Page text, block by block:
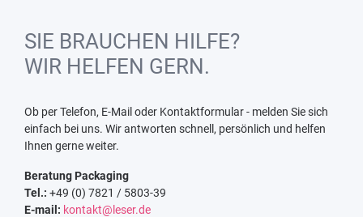
SIE BRAUCHEN HILFE?
WIR HELFEN GERN.
Ob per Telefon, E-Mail oder Kontaktformular - melden Sie sich
einfach bei uns. Wir antworten schnell, persönlich und helfen
Ihnen gerne weiter.
Beratung Packaging
Tel.: +49 (0) 7821 / 5803-39
E-mail: kontakt@leser.de